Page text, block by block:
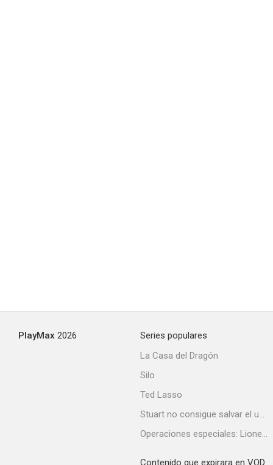
PlayMax 2026
Series populares
La Casa del Dragón
Silo
Ted Lasso
Stuart no consigue salvar el universo
Operaciones especiales: Lioness
Contenido que expirara en VOD